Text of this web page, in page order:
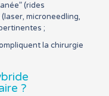
(rides
microneedling,
;
la chirurgie
?